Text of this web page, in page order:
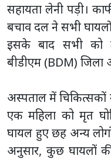
सहायता लेनी पड़ी।
बचाव दल ने सभी
इसके बाद सभी को
बीडीएम (BDM) जिला
अस्पताल में
एक महिला को मृत
घायल हुए छह अन्य
अनुसार, कुछ घायलों